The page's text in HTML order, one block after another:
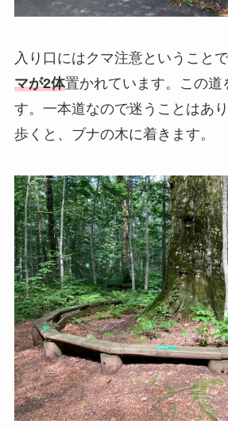
入り口にはクマ注意ということで
マが2体置かれています。この道
す。一本道なので迷うことはあ
歩くと、ブナの木に着きます。